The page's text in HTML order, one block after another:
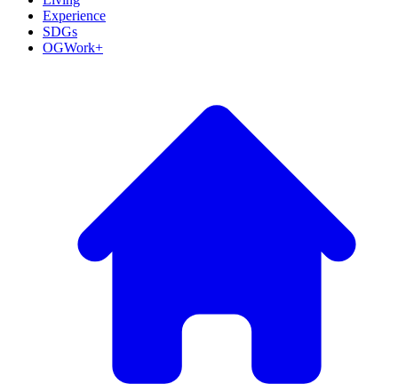
Experience
SDGs
OGWork+